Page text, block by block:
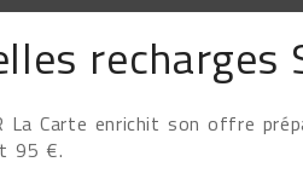
recharges
La Carte enrichit son offre
95 €.